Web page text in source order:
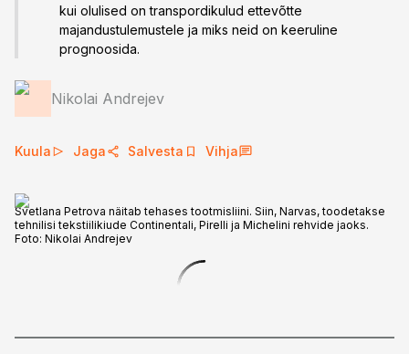
kui olulised on transpordikulud ettevõtte
majandustulemustele ja miks neid on keeruline
prognoosida.
Nikolai Andrejev
Kuula Jaga Salvesta Vihja
Svetlana Petrova näitab tehases tootmisliini. Siin, Narvas, toodetakse
tehnilisi tekstiilikiude Continentali, Pirelli ja Michelini rehvide jaoks.
Foto: Nikolai Andrejev